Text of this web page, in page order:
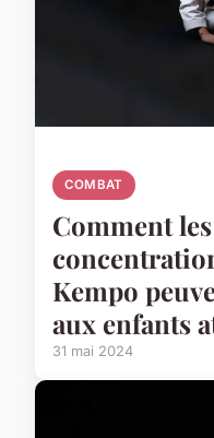
COMBAT
Comment
Kempo
aux enfants
31 mai 2024